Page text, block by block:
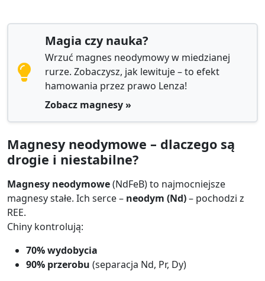
Magia czy nauka?
Wrzuć magnes neodymowy w miedzianej
rurze. Zobaczysz, jak lewituje – to efekt
hamowania przez prawo Lenza!
Zobacz magnesy »
Magnesy neodymowe – dlaczego są
drogie i niestabilne?
Magnesy neodymowe(NdFeB) to najmocniejsze
magnesy stałe. Ich serce – neodym (Nd)– pochodzi z
REE.
Chiny kontrolują:
70% wydobycia
90% przerobu (separacja Nd, Pr, Dy)